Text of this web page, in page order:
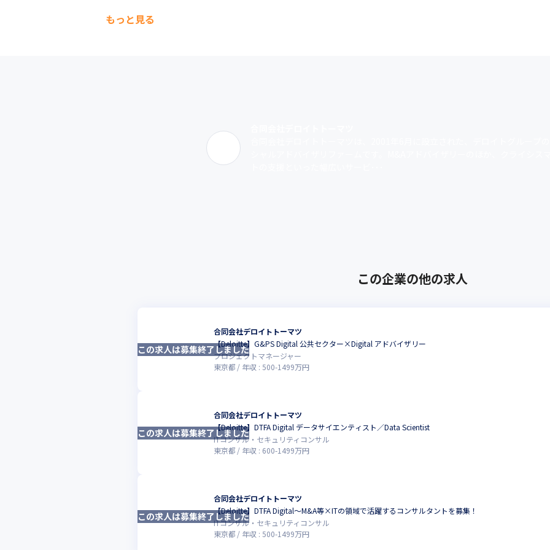
もっと見る
この企業の他の求人
合同会社デロイトトーマツ
【Deloitte】G&PS Digital 公共セクター×Digital アドバイザリー
プロジェクトマネージャー
東京都
年収 : 500-1499万円
この求人は募集終了しました
合同会社デロイトトーマツ
【Deloitte】DTFA Digital データサイエンティスト／Data Scientist
ITコンサル・セキュリティコンサル
東京都
年収 : 600-1499万円
この求人は募集終了しました
合同会社デロイトトーマツ
【Deloitte】DTFA Digital～M&A等×ITの領域で活躍するコンサルタントを募集！
ITコンサル・セキュリティコンサル
東京都
年収 : 500-1499万円
この求人は募集終了しました